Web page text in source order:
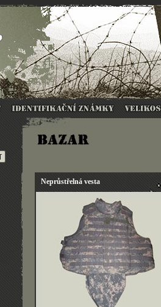
Neprůstřelná vesta